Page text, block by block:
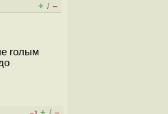
+ / –
голым